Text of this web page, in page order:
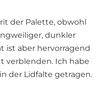
der Palette, obwohl
dunkler
ist aber hervorragend
verblenden. Ich habe
der Lidfalte getragen.